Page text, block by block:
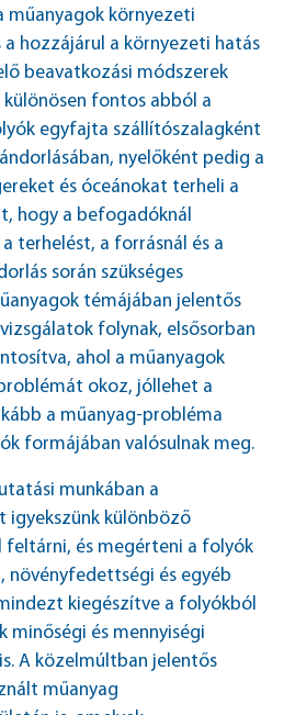
műanyagok környezeti
hozzájárul a környezeti hatás
beavatkozási módszerek
fontos abból a
egyfajta szállítószalagként
nyelőként pedig a
és óceánokat terheli a
hogy a befogadóknál
terhelést, a forrásnál és a
során szükséges
témájában jelentős
folynak, elsősorban
ahol a műanyagok
okoz, jóllehet a
a műanyag-probléma
formájában valósulnak meg.
munkában a
különböző
feltárni, és megérteni a folyók
és egyéb
kiegészítve a folyókból
minőségi és mennyiségi
A közelmúltban jelentős
műanyag